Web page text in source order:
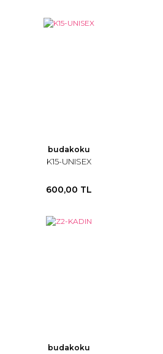
budakoku
K15-UNISEX
600,00 TL
budakoku